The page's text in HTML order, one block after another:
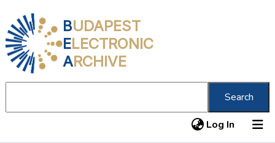
BUDAPEST
ELECTRONIC
ARCHIVE
Search
Log In (current)